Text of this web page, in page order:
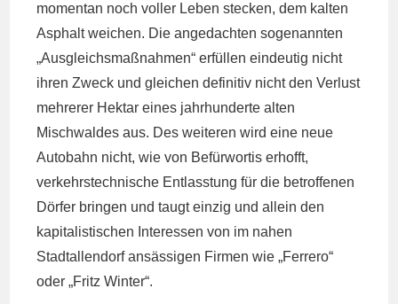
momentan noch voller Leben stecken, dem kalten
Asphalt weichen. Die angedachten sogenannten
„Ausgleichsmaßnahmen“ erfüllen eindeutig nicht
ihren Zweck und gleichen definitiv nicht den Verlust
mehrerer Hektar eines jahrhunderte alten
Mischwaldes aus. Des weiteren wird eine neue
Autobahn nicht, wie von Befürwortis erhofft,
verkehrstechnische Entlasstung für die betroffenen
Dörfer bringen und taugt einzig und allein den
kapitalistischen Interessen von im nahen
Stadtallendorf ansässigen Firmen wie „Ferrero“
oder „Fritz Winter“.